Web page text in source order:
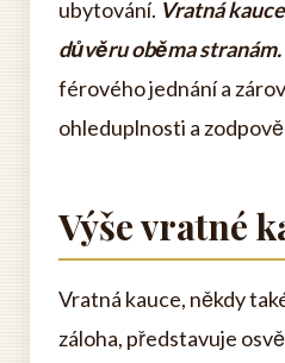
ubytování. Vratná
důvěru oběma stranám.
férového jednání a
ohleduplnosti a
Výše vratné
Vratná kauce, někdy
záloha, představuje